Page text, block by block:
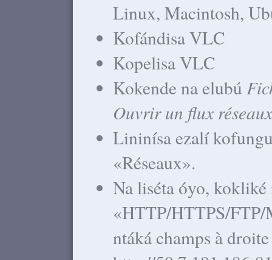
Linux, Macintosh,
Kofándisa VLC
Kopelisa VLC
Kokende na elubú
Ouvrir un flux réseaux
Lininísa ezalí
«Réseaux».
Na liséta óyo, kokliké
«HTTP/HTTPS/FTP/
ntáká champs à droite